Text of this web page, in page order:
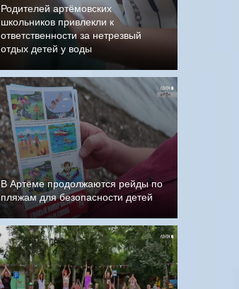
Родителей артёмовских
школьников привлекли к
ответственности за нетрезвый
отдых детей у воды
В Артёме продолжаются рейды по
пляжам для безопасности детей